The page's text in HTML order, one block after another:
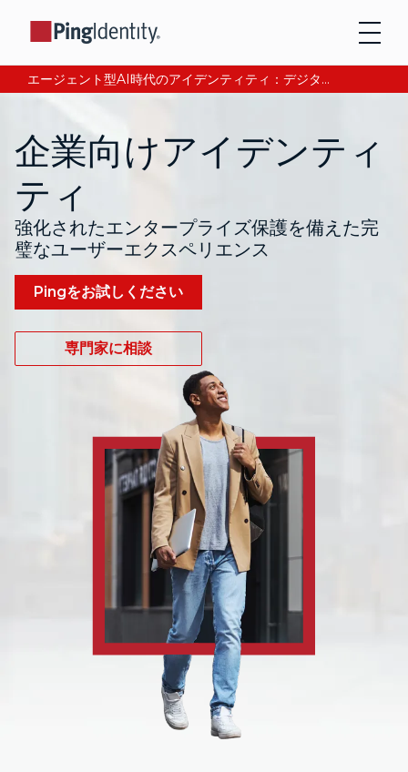
エージェント型AI時代のアイデンティティ：デジタル信頼の獲得と検証について、CEOアンドレ・デュランが語る。今すぐ読む。
企業向けアイデンティ
ティ
強化されたエンタープライズ保護を備えた完
璧なユーザーエクスペリエンス
Pingをお試しください
専門家に相談